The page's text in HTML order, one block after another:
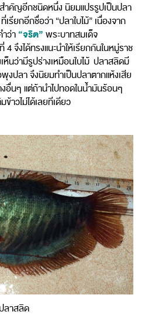
ำคัญอีกชนิดหนึ่ง นิยมแปรรูปเป็นปลา
รียกอีกชื่อว่า “ปลาใบไม้” เนื่องจาก
ว่า “จริต” พระบาทสมเด็จ
จึงได้ทรงแนะนำให้เรียกกันในหมู่ราช
ห็นว่ามีรูปร่างเหมือนใบไม้ ปลาสลิดมี
งปลา จึงนิยมทำเป็นปลาตากแห้งเสีย
อื่นๆ แต่ถ้านำไปทอดในน้ำมันร้อนๆ
าวไม่ได้เลยทีเดียว
ลาสลิด